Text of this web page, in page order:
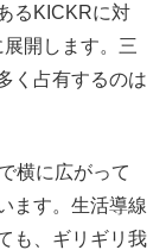
るKICKRに対
開します。三
く占有するのは
横に広がって
ます。生活導線
も、ギリギリ我